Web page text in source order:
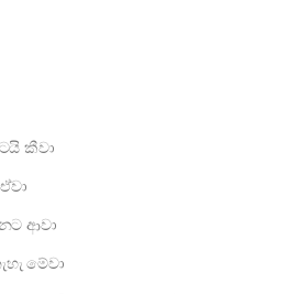
කීවා
ආවා
මේවා